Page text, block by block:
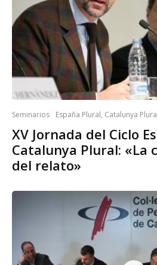
Seminarios España Plural, Catalunya
XV Jornada del Ciclo
Catalunya Plural: «La
del relato»